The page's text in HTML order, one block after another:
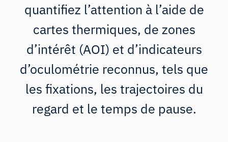
quantifiez l’attention à l’aide de
cartes thermiques, de zones
d’intérêt (AOI) et d’indicateurs
d’oculométrie reconnus, tels que
les fixations, les trajectoires du
regard et le temps de pause.